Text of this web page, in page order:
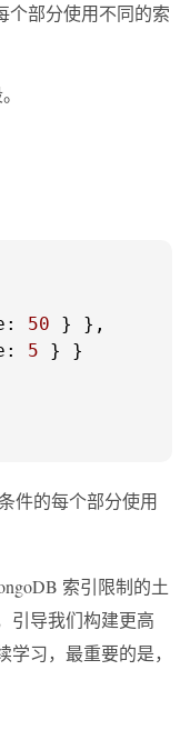
个部分使用不同的索
: 50 } },
: 5 } }
件的每个部分使用
索引限制的土
引导我们构建更高
习，最重要的是，